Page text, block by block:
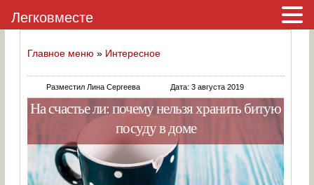
Главное меню » Интересное
Разместил Лина Сергеева Дата: 3 августа 2019
На счастье ли: почему нельзя хранить битую
посуду в доме
Легковместе